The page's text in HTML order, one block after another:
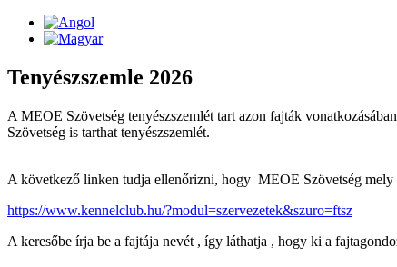
Tenyészszemle 2026
A MEOE Szövetség tenyészszemlét tart azon fajták
Szövetség is tarthat tenyészszemlét.
A következő linken tudja ellenőrizni, hogy MEOE Szövetség mely
https://www.kennelclub.hu/?modul=szervezetek&szuro=ftsz
A keresőbe írja be a fajtája nevét , így láthatja , hogy ki a